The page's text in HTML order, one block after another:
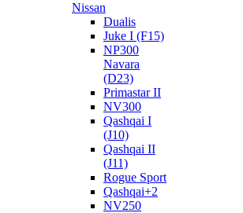
Nissan
Dualis
Juke I (F15)
NP300
Navara
(D23)
Primastar II
NV300
Qashqai I
(J10)
Qashqai II
(J11)
Rogue Sport
Qashqai+2
NV250